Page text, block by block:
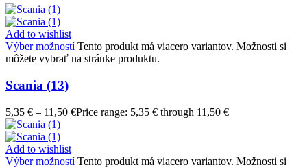
Add to wishlist
Výber možností Tento produkt má viacero variantov. Možnosti si
môžete vybrať na stránke produktu.
Scania (13)
5,35 € – 11,50 €Price range: 5,35 € through 11,50 €
Add to wishlist
Výber možností Tento produkt má viacero variantov. Možnosti si